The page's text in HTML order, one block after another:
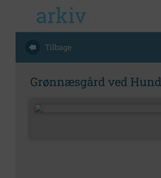
Tilbage
Grønnæsgård ved